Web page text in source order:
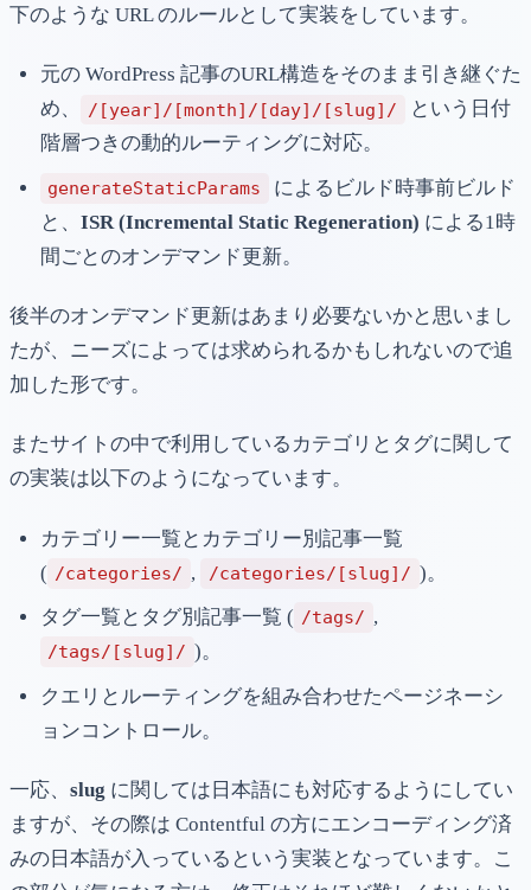
下のような URL のルールとして実装をしています。
元の WordPress 記事のURL構造をそのまま引き継ぐた
め、
/[year]/[month]/[day]/[slug]/
という日付
階層つきの動的ルーティングに対応。
generateStaticParams
によるビルド時事前ビルド
と、 ISR (Incremental Static Regeneration) による1時
間ごとのオンデマンド更新。
後半のオンデマンド更新はあまり必要ないかと思いまし
たが、ニーズによっては求められるかもしれないので追
加した形です。
またサイトの中で利用しているカテゴリとタグに関して
の実装は以下のようになっています。
カテゴリー一覧とカテゴリー別記事一覧
( /categories/ , /categories/[slug]/ )。
タグ一覧とタグ別記事一覧 ( /tags/ ,
/tags/[slug]/ )。
クエリとルーティングを組み合わせたページネーシ
ョンコントロール。
一応、 slug に関しては日本語にも対応するようにしてい
ますが、その際は Contentful の方にエンコーディング済
みの日本語が入っているという実装となっています。こ